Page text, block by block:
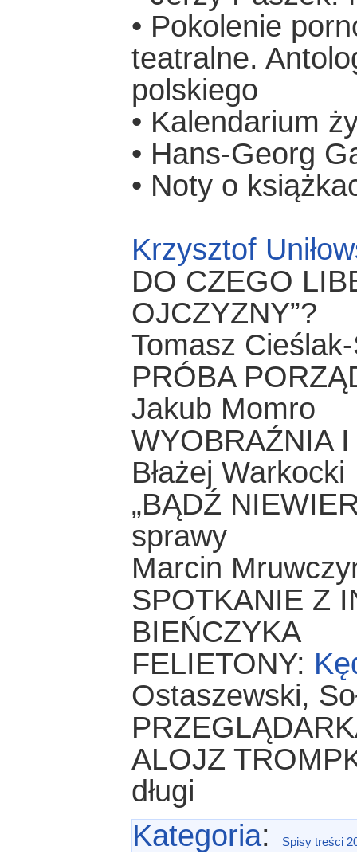
• Pokolenie
teatralne.
polskiego
• Kalendarium
• Hans-Georg
• Noty o
Krzysztof
DO CZEGO
OJCZYZNY”?
Tomasz
PRÓBA
Jakub Momro
WYOBRAŹNIA
Błażej Warkocki
„BĄDŹ
sprawy
Marcin
SPOTKANIE Z
BIEŃCZYKA
FELIETONY:
Ostaszewski,
ALOJZ
długi
Kategoria: Spisy treści